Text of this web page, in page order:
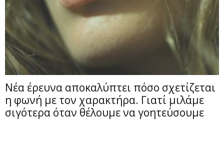
Νέα έρευνα αποκαλύπτει πόσο σχετίζεται
η φωνή με τον χαρακτήρα. Γιατί μιλάμε
σιγότερα όταν θέλουμε να γοητεύσουμε